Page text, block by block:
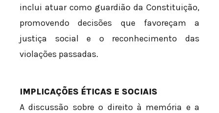
inclui atuar como guardião da Constituição,
promovendo decisões que favoreçam a
justiça social e o reconhecimento das
violações passadas.
IMPLICAÇÕES ÉTICAS E SOCIAIS
A discussão sobre o direito à memória e a